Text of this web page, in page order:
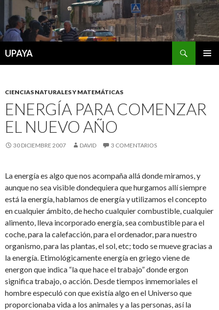
UPAYA
CIENCIAS NATURALES Y MATEMÁTICAS
ENERGÍA PARA COMENZAR
EL NUEVO AÑO
30 DICIEMBRE 2007 DAVID 3 COMENTARIOS
La energía es algo que nos acompaña allá donde miramos, y
aunque no sea visible dondequiera que hurgamos allí siempre
está la energía, hablamos de energía y utilizamos el concepto
en cualquier ámbito, de hecho cualquier combustible, cualquier
alimento, lleva incorporado energía, sea combustible para el
coche, para la calefacción, para el ordenador, para nuestro
organismo, para las plantas, el sol, etc; todo se mueve gracias a
la energía. Etimológicamente energía en griego viene de
energon que indica “la que hace el trabajo” donde ergon
significa trabajo, o acción. Desde tiempos inmemoriales el
hombre especuló con que existía algo en el Universo que
proporcionaba vida a los animales y a las personas, así la